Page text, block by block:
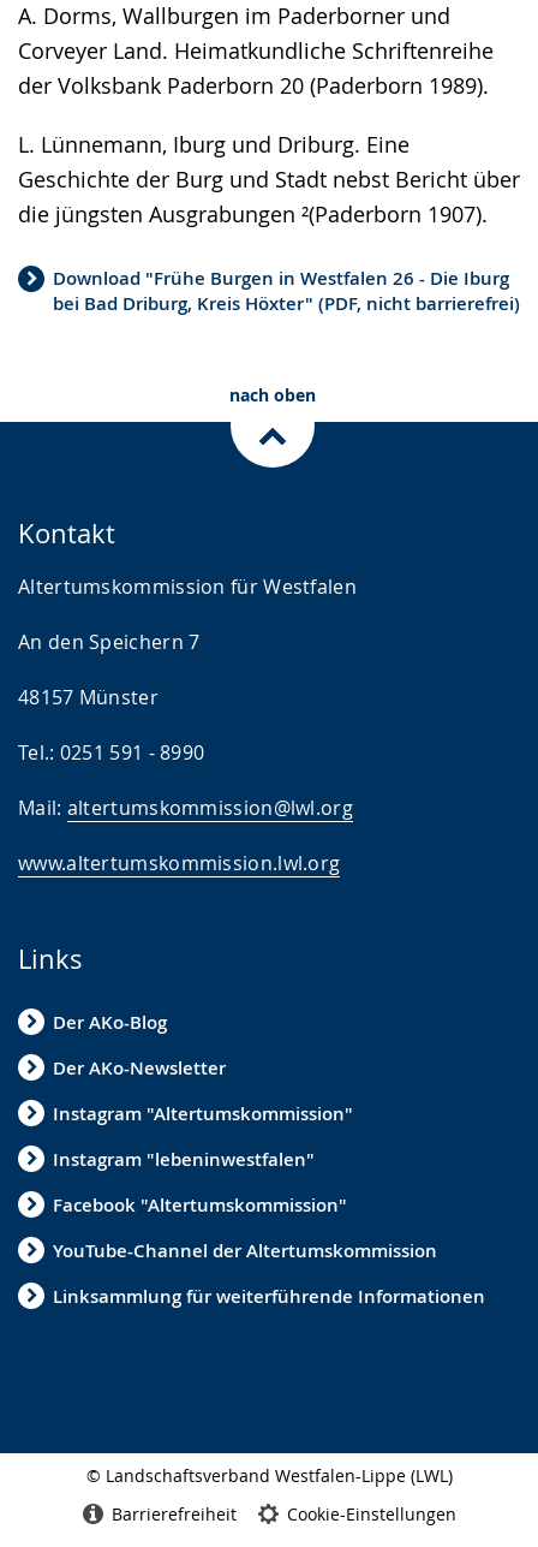
A. Dorms, Wallburgen im Paderborner und
Corveyer Land. Heimatkundliche Schriftenreihe
der Volksbank Paderborn 20 (Paderborn 1989).
L. Lünnemann, Iburg und Driburg. Eine
Geschichte der Burg und Stadt nebst Bericht über
die jüngsten Ausgrabungen ²(Paderborn 1907).
Download "Frühe Burgen in Westfalen 26 - Die Iburg
bei Bad Driburg, Kreis Höxter" (PDF, nicht barrierefrei)
nach oben
Kontakt
Altertumskommission für Westfalen
An den Speichern 7
48157 Münster
Tel.: 0251 591 - 8990
Mail: altertumskommission@lwl.org
www.altertumskommission.lwl.org
Links
Der AKo-Blog
Der AKo-Newsletter
Instagram "Altertumskommission"
Instagram "lebeninwestfalen"
Facebook "Altertumskommission"
YouTube-Channel der Altertumskommission
Linksammlung für weiterführende Informationen
© Landschaftsverband Westfalen-Lippe (LWL)
Barrierefreiheit Cookie-Einstellungen